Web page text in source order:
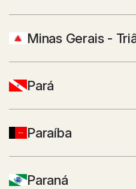
Minas Gerais -
Pará
Paraíba
Paraná